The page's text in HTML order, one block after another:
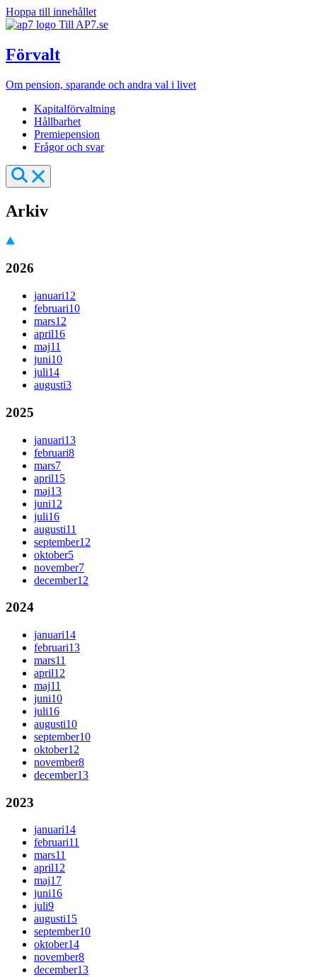
Hoppa till innehållet
Till AP7.se
Förvalt
Om pension, sparande och andra val i livet
Kapitalförvaltning
Hållbarhet
Premiepension
Frågor och svar
Arkiv
2026
januari12
februari10
mars12
april16
maj11
juni10
juli14
augusti3
2025
januari13
februari8
mars7
april15
maj13
juni12
juli16
augusti11
september12
oktober5
november7
december12
2024
januari14
februari13
mars11
april12
maj11
juni10
juli16
augusti10
september10
oktober12
november8
december13
2023
januari14
februari11
mars11
april12
maj17
juni16
juli9
augusti15
september10
oktober14
november8
december13